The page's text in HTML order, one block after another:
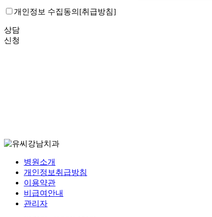
개인정보 수집동의 [취급방침]
상담
신청
병원소개
개인정보취급방침
이용약관
비급여안내
관리자